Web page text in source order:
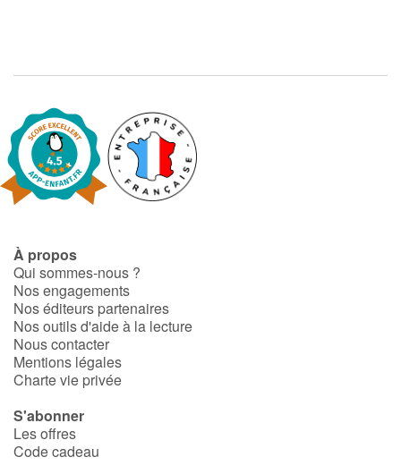
À propos
Qui sommes-nous ?
Nos engagements
Nos éditeurs partenaires
Nos outils d'aide à la lecture
Nous contacter
Mentions légales
Charte vie privée
S'abonner
Les offres
Code cadeau